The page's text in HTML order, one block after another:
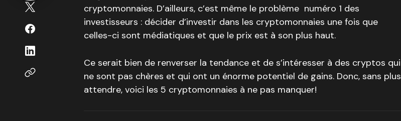
cryptomonnaies. D’ailleurs, c’est même le problème numéro 1 des
investisseurs : décider d’investir dans les cryptomonnaies une fois que
celles-ci sont médiatiques et que le prix est à son plus haut.
Ce serait bien de renverser la tendance et de s’intéresser à des cryptos qui
ne sont pas chères et qui ont un énorme potentiel de gains. Donc, sans plus
attendre, voici les 5 cryptomonnaies à ne pas manquer!